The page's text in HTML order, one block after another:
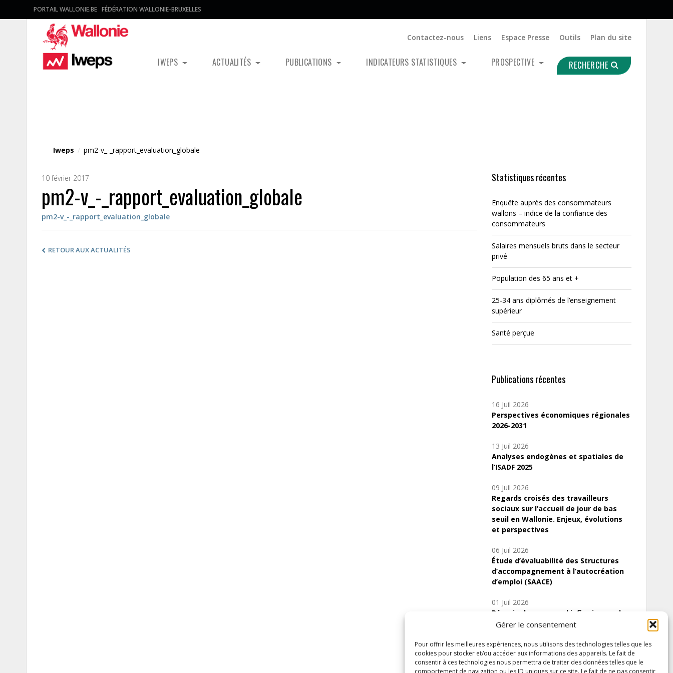
Gérer le consentement
Pour offrir les meilleures expériences, nous utilisons des technologies telles que les
cookies pour stocker et/ou accéder aux informations des appareils. Le fait de
consentir à ces technologies nous permettra de traiter des données telles que le
comportement de navigation ou les ID uniques sur ce site. Le fait de ne pas consentir
PORTAIL WALLONIE.BE FÉDÉRATION WALLONIE-BRUXELLES
Contactez-nous Liens Espace Presse Outils Plan du site
IWEPS ACTUALITÉS PUBLICATIONS INDICATEURS STATISTIQUES PROSPECTIVE RECHERCHE
Iweps / pm2-v_-_rapport_evaluation_globale
10 février 2017
pm2-v_-_rapport_evaluation_globale
pm2-v_-_rapport_evaluation_globale
RETOUR AUX ACTUALITÉS
Statistiques récentes
Enquête auprès des consommateurs
wallons – indice de la confiance des
consommateurs
Salaires mensuels bruts dans le secteur
privé
Population des 65 ans et +
25-34 ans diplômés de l’enseignement
supérieur
Santé perçue
Publications récentes
16 Juil 2026
Perspectives économiques régionales
2026-2031
13 Juil 2026
Analyses endogènes et spatiales de
l’ISADF 2025
09 Juil 2026
Regards croisés des travailleurs
sociaux sur l’accueil de jour de bas
seuil en Wallonie. Enjeux, évolutions
et perspectives
06 Juil 2026
Étude d’évaluabilité des Structures
d’accompagnement à l’autocréation
d’emploi (SAACE)
01 Juil 2026
Pénurie du personnel infirmier :quels
indicateurs d’offre de soins pour